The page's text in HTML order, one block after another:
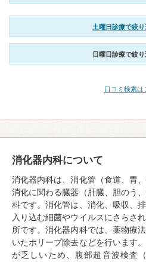
土曜日診療で絞
日曜日診療で絞
口コミ検索は
消化器内科について
消化器内科は、消化管（食道、胃
消化に関わる臓器（肝臓、胆のう
科です。消化管は、消化、吸収、
入り込む細菌やウイルスにさらさ
所です。消化器内科では、薬物療
いたポリープ除去などを行います
が乏しいため、腹部超音波検査